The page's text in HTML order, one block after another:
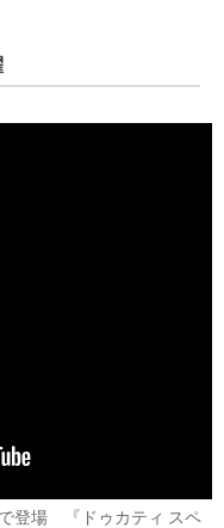
登場 『ドゥカティ スペ